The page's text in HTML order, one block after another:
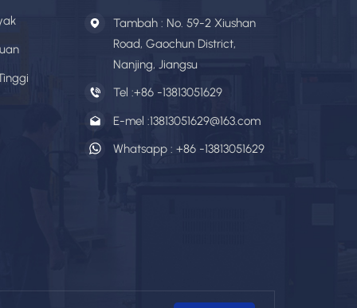
Tambah : No. 59-2 Xiushan
Road, Gaochun District,
Nanjing, Jiangsu
Tel :+86 -13813051629
E-mel :13813051629@163.com
Whatsapp : +86 -13813051629